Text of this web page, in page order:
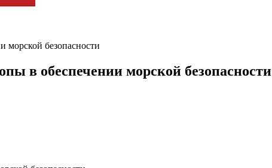
морской безопасности
в обеспечении морской безопасности